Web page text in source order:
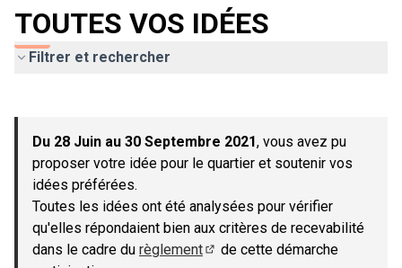
TOUTES VOS IDÉES
Filtrer et rechercher
−
Du 28 Juin au 30 Septembre 2021, vous avez pu
proposer votre idée pour le quartier et soutenir vos
idées préférées.
Toutes les idées ont été analysées pour vérifier
qu'elles répondaient bien aux critères de recevabilité
dans le cadre du règlement
de cette démarche